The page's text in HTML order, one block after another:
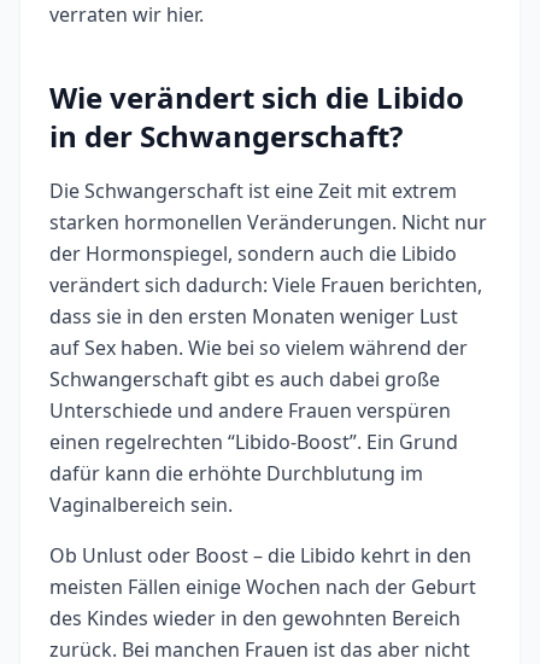
verraten wir hier.
Wie verändert sich die Libido
in der Schwangerschaft?
Die Schwangerschaft ist eine Zeit mit extrem
starken hormonellen Veränderungen. Nicht nur
der Hormonspiegel, sondern auch die Libido
verändert sich dadurch: Viele Frauen berichten,
dass sie in den ersten Monaten weniger Lust
auf Sex haben. Wie bei so vielem während der
Schwangerschaft gibt es auch dabei große
Unterschiede und andere Frauen verspüren
einen regelrechten “Libido-Boost”. Ein Grund
dafür kann die erhöhte Durchblutung im
Vaginalbereich sein.
Ob Unlust oder Boost – die Libido kehrt in den
meisten Fällen einige Wochen nach der Geburt
des Kindes wieder in den gewohnten Bereich
zurück. Bei manchen Frauen ist das aber nicht